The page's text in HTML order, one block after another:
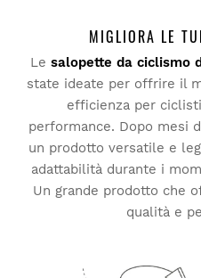
Prova i nostri prodotti
giorni dalla consegna per
Dal tuo account personale,
semplice e veloce
Invia il rimborso al metodo di
pagamento originale
MIGLIORA LE
Le salopette da ciclismo
state ideate per offrire il
efficienza per
performance. Dopo mesi
un prodotto versatile e
adattabilità durante i
Un grande prodotto che
qualità e